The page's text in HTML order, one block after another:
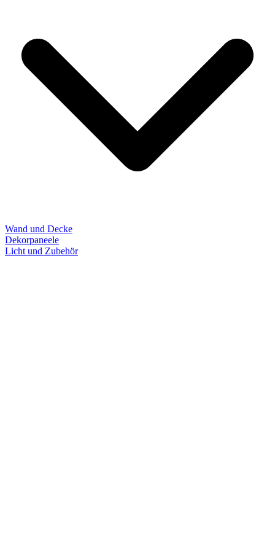
Wand und Decke
Dekorpaneele
Licht und Zubehör